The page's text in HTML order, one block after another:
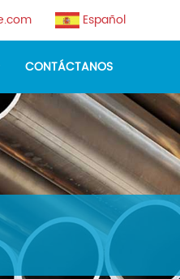
Español
CONTÁCTANOS